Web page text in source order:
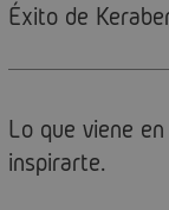
Éxito de
Lo que viene
inspirarte.